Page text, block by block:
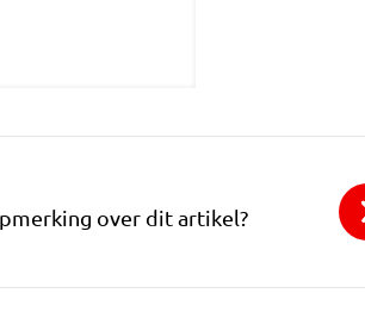
over dit artikel?